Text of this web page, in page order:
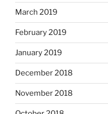
March 2019
February 2019
January 2019
December 2018
November 2018